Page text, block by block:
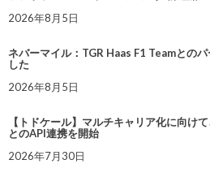
2026年8月5日
ネバーマイル：TGR Haas F1 Teamとの
した
2026年8月5日
【トドケール】マルチキャリア化に向け
とのAPI連携を開始
2026年7月30日